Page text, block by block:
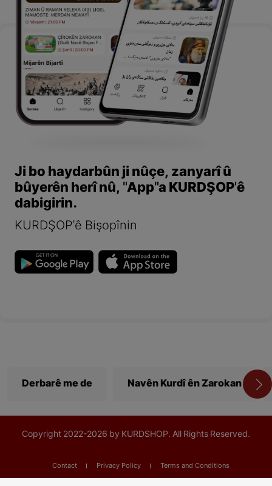
Ji bo haydarbûn ji nûçe, zanyarî û
bûyerên herî nû, "App"a KURDŞOP'ê
dabigirin.
KURDŞOP'ê Bişopînin
Derbarê me de Navên Kurdî ên Zarokan
Copyright 2022-2026 by KURDSHOP. All Rights Reserved.
Contact Privacy Policy Terms and Conditions